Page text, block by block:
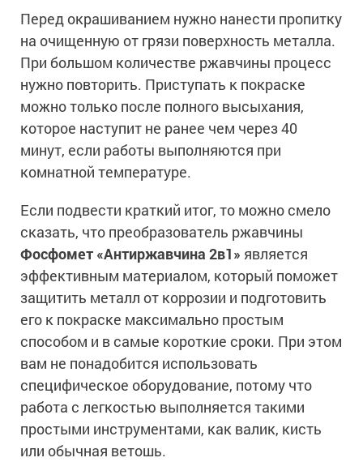
Перед окрашиванием нужно нанести пропитку
на очищенную от грязи поверхность металла.
При большом количестве ржавчины процесс
нужно повторить. Приступать к покраске
можно только после полного высыхания,
которое наступит не ранее чем через 40
минут, если работы выполняются при
комнатной температуре.
Если подвести краткий итог, то можно смело
сказать, что преобразователь ржавчины
Фосфомет «Антиржавчина 2в1» является
эффективным материалом, который поможет
защитить металл от коррозии и подготовить
его к покраске максимально простым
способом и в самые короткие сроки. При этом
вам не понадобится использовать
специфическое оборудование, потому что
работа с легкостью выполняется такими
простыми инструментами, как валик, кисть
или обычная ветошь.